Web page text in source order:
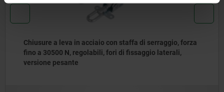
Chiusure a leva in acciaio con staffa di serraggio, forza
fino a 30500 N, regolabili, fori di fissaggio laterali,
versione pesante